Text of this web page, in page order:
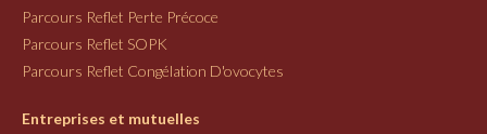
Parcours Reflet Perte Précoce
Parcours Reflet SOPK
Parcours Reflet Congélation D'ovocytes
Entreprises et mutuelles